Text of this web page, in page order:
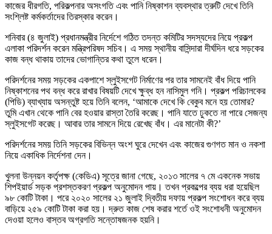
কাজের ধীরগতি, পরিকল্পনার অসংগতি এবং পানি নিষ্কাশন ব্যবস্থার ত্রুটি দেখে তিনি
সংশ্লিষ্ট কর্মকর্তাদের তিরস্কার করেন।
শনিবার (৪ জুলাই) প্রধানমন্ত্রীর নির্দেশে গঠিত তদন্ত কমিটির সদস্যদের নিয়ে প্রকল্প
এলাকা পরিদর্শন করেন মন্ত্রিপরিষদ সচিব। এ সময় স্থানীয় বাসিন্দারা দীর্ঘদিন ধরে সড়কের
কাজ বন্ধ থাকায় তাদের ভোগান্তির কথা তুলে ধরেন।
পরিদর্শনের সময় সড়কের একপাশে স্লুইসগেট নির্মাণের পর তার সামনেই বাঁধ দিয়ে পানি
নিষ্কাশনের পথ বন্ধ করে রাখার বিষয়টি দেখে ক্ষুব্ধ হন নাসিমুল গনি। প্রকল্প পরিচালকের
(পিডি) ব্যাখ্যায় অসন্তুষ্ট হয়ে তিনি বলেন, ‘আমাকে দেখে কি বেকুব মনে হয় তোমার?
তুমি এখান থেকে পানি বের হওয়ার রাস্তা তৈরি করেছ। পানি যাতে ঢুকতে না পারে সেজন্য
স্লুইসগেট করেছ। আবার তার সামনে দিয়ে রেখেছ বাঁধ। এর মানেটা কী?’
পরিদর্শনের সময় তিনি সড়কের বিভিন্ন অংশ ঘুরে দেখেন এবং কাজের গুণগত মান ও নকশা
নিয়ে একাধিক নির্দেশনা দেন।
খুলনা উন্নয়ন কর্তৃপক্ষ (কেডিএ) সূত্রে জানা গেছে, ২০১৩ সালের ৭ মে একনেক সভায়
শিপইয়ার্ড সড়ক প্রশস্তকরণ প্রকল্প অনুমোদন পায়। তখন প্রকল্পের ব্যয় ধরা হয়েছিল
৯৮ কোটি টাকা। পরে ২০২০ সালের ২১ জুলাই দ্বিতীয় দফায় প্রকল্প সংশোধন করে ব্যয়
বাড়িয়ে ২৫৯ কোটি টাকা করা হয়। দ্রুত কাজ শেষ করার শর্তে ওই সংশোধনী অনুমোদন
দেওয়া হলেও বাস্তব অগ্রগতি সন্তোষজনক হয়নি।